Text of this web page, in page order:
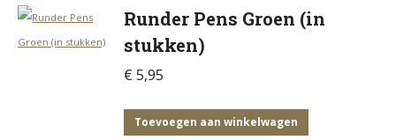
Runder Pens Groen (in
stukken)
€ 5,95
Toevoegen aan winkelwagen